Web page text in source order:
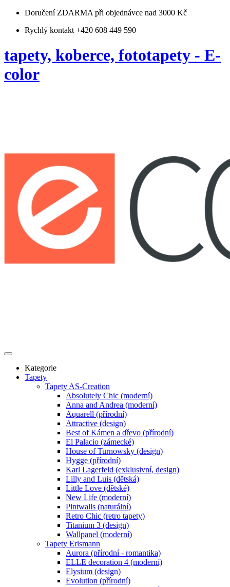
Doručení ZDARMA při objednávce nad 3000 Kč
Rychlý kontakt +420 608 449 590
tapety, koberce, fototapety - E-
color
Kategorie
Tapety
Tapety AS-Creation
Absolutely Chic (moderní)
Anna and Andrea (moderní)
Aquarell (přírodní)
Attractive (design)
Best of Kámen a dřevo (přírodní)
El Palacio (zámecké)
House of Turnowsky (design)
Hygge (přírodní)
Karl Lagerfeld (exklusivní, design)
Lilly and Luis (dětská)
Little Love (dětské)
New Life (moderní)
Pintwalls (naturální)
Retro Chic (retro tapety)
Titanium 3 (design)
Wallpanel (moderní)
Tapety Erismann
Aurora (přírodní - romantika)
ELLE decoration 4 (moderní)
Elysium (design)
Evolution (přírodní)